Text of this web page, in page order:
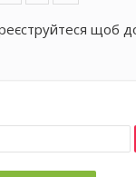
щоб
форма